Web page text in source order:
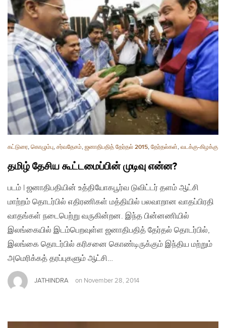
கட்டுரை, கொழும்பு, சர்வதேசம், ஜனாதிபதித் தேர்தல் 2015, தேர்தல்கள், வடக்கு-கிழக்கு
தமிழ் தேசிய கூட்டமைப்பின் முடிவு என்ன?
படம் | ஜனாதிபதியின் உத்தியோகபூர்வ டுவிட்டர் தளம் ஆட்சி
மாற்றம் தொடர்பில் எதிரணிகள் மத்தியில் பலவாறான வாதப்பிரதி
வாதங்கள் நடைபெற்று வருகின்றன. இந்த பின்னணியில்
இலங்கையில் இடம்பெறவுள்ள ஜனாதிபதித் தேர்தல் தொடர்பில்,
இலங்கை தொடர்பில் கரிசனை கொண்டிருக்கும் இந்திய மற்றும்
அமெரிக்கத் தரப்புகளும் ஆட்சி…
JATHINDRA on November 28, 2014